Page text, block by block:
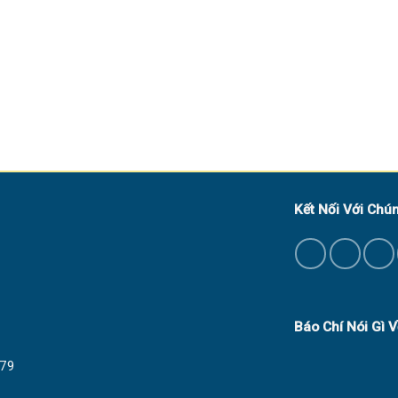
Kết Nối Với
Báo Chí Nói Gì